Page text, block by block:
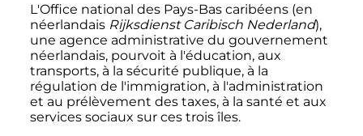
L'Office national des Pays-Bas caribéens (en
néerlandais Rijksdienst Caribisch Nederland),
une agence administrative du gouvernement
néerlandais, pourvoit à l'éducation, aux
transports, à la sécurité publique, à la
régulation de l'immigration, à l'administration
et au prélèvement des taxes, à la santé et aux
services sociaux sur ces trois îles.